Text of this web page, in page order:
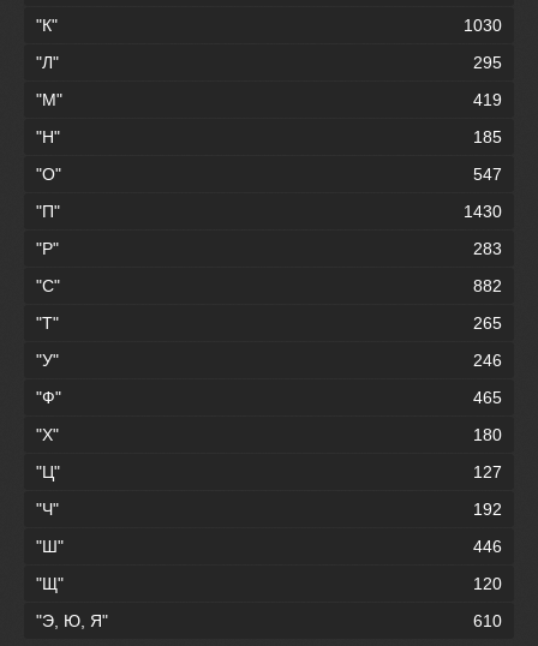
"К"
1030
"Л"
295
"М"
419
"Н"
185
"О"
547
"П"
1430
"Р"
283
"С"
882
"Т"
265
"У"
246
"Ф"
465
"Х"
180
"Ц"
127
"Ч"
192
"Ш"
446
"Щ"
120
"Э, Ю, Я"
610